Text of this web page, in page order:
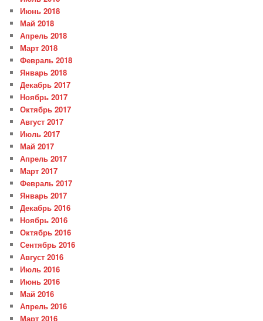
Июнь 2018
Май 2018
Апрель 2018
Март 2018
Февраль 2018
Январь 2018
Декабрь 2017
Ноябрь 2017
Октябрь 2017
Август 2017
Июль 2017
Май 2017
Апрель 2017
Март 2017
Февраль 2017
Январь 2017
Декабрь 2016
Ноябрь 2016
Октябрь 2016
Сентябрь 2016
Август 2016
Июль 2016
Июнь 2016
Май 2016
Апрель 2016
Март 2016